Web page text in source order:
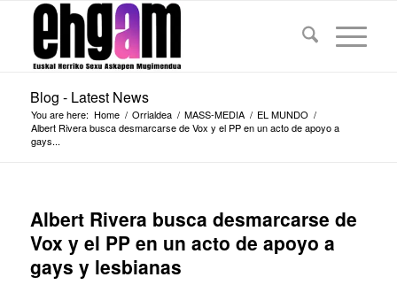
Blog - Latest News
You are here: Home / Orrialdea / MASS-MEDIA / EL MUNDO /
Albert Rivera busca desmarcarse de Vox y el PP en un acto de apoyo a
gays...
Albert Rivera busca desmarcarse de
Vox y el PP en un acto de apoyo a
gays y lesbianas